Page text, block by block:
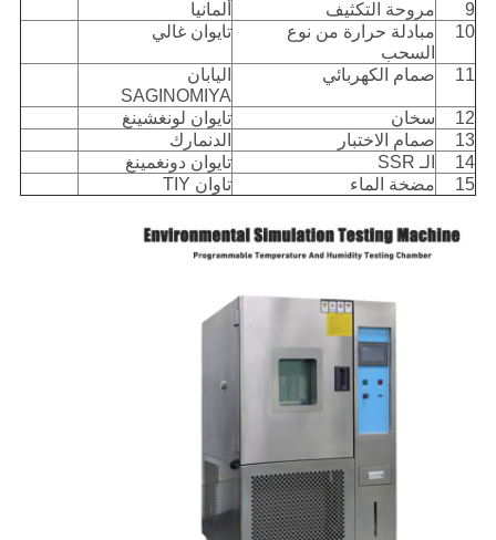
9 مروحة التكثيف
ألمانيا
10
مبادلة حرارة من نوع
السحب
تايوان غالي
11 صمام الكهربائي
اليابان
SAGINOMIYA
12
سخان
تايوان لونغشينغ
13
صمام الاختبار
الدنمارك
14
الـ SSR
تايوان دونغمينغ
15
مضخة الماء تاوان TIY